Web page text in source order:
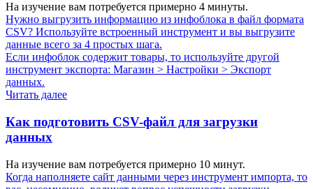
На изучение вам потребуется примерно 4 минуты.
Нужно выгрузить информацию из инфоблока в файл формата
CSV? Используйте встроенный инструмент и вы выгрузите
данные всего за 4 простых шага.
Если инфоблок содержит товары, то используйте другой
инструмент экспорта: Магазин > Настройки > Экспорт
данных.
Читать далее
Как подготовить CSV-файл для загрузки
данных
На изучение вам потребуется примерно 10 минут.
Когда наполняете сайт данными через инструмент импорта, то